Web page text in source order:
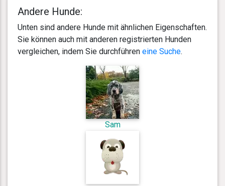
Andere Hunde:
Unten sind andere Hunde mit ähnlichen Eigenschaften.
Sie können auch mit anderen registrierten Hunden
vergleichen, indem Sie durchführen eine Suche.
Sam